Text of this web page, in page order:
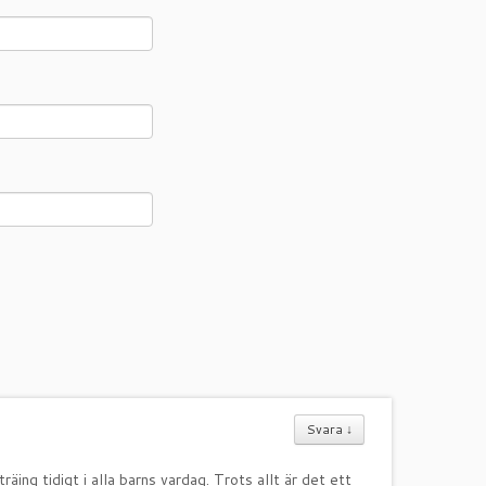
Svara ↓
tidigt i alla barns vardag. Trots allt är det ett